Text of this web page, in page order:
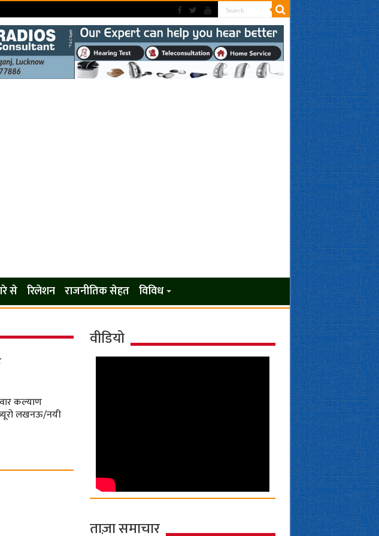
से रिलेशन राजनीतिक सेहत विविध
कल्‍याण
लखनऊ/नयी
वीडियो
ताज़ा समाचार